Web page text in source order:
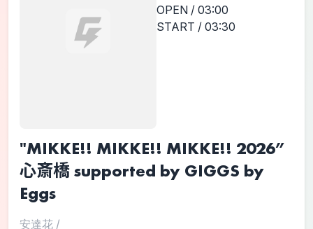
OPEN / 03:00
START / 03:30
"MIKKE!! MIKKE!! MIKKE!! 2026”
心斎橋 supported by GIGGS by
Eggs
安達花 /